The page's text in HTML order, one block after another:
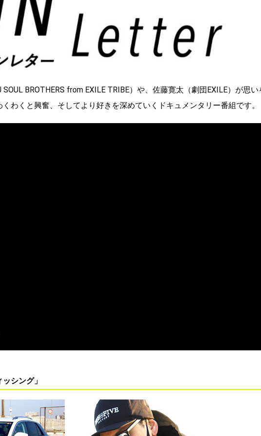
BROTHERS from EXILE TRIBE）や、佐藤寛太（劇団EXILE）が思い
わくと興奮、そしてより好きを深めていくドキュメンタリー番組です。
シング」